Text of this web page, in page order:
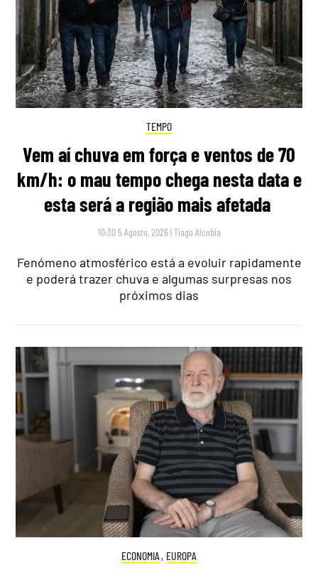
TEMPO
Vem aí chuva em força e ventos de 70
km/h: o mau tempo chega nesta data e
esta será a região mais afetada
10:30 5 Agosto, 2026 |Tiago Alcobia
Fenómeno atmosférico está a evoluir rapidamente
e poderá trazer chuva e algumas surpresas nos
próximos dias
ECONOMIA , EUROPA